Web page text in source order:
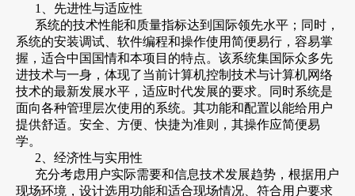
1、先进性与适应性
系统的技术性能和质量指标达到国际领先水平；同时，
系统的安装调试、软件编程和操作使用简便易行，容易掌
握，适合中国国情和本项目的特点。该系统集国际众多先
进技术与一身，体现了当前计算机控制技术与计算机网络
技术的最新发展水平，适应时代发展的要求。同时系统是
面向各种管理层次使用的系统。其功能和配置以能给用户
提供舒适。安全、方便、快捷为准则，其操作应简便易
学。
2、经济性与实用性
充分考虑用户实际需要和信息技术发展趋势，根据用户
现场环境，设计选用功能和适合现场情况、符合用户要求